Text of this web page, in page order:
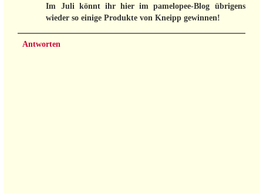
Im Juli könnt ihr hier im pamelopee-Blog übrigens
wieder so einige Produkte von Kneipp gewinnen!
Antworten